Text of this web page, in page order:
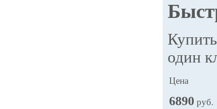
один
Цена
6890 руб.